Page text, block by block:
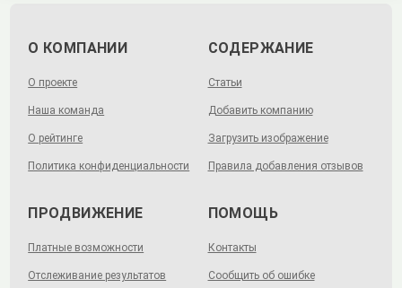
О КОМПАНИИ
О проекте
Наша команда
О рейтинге
Политика конфиденциальности
СОДЕРЖАНИЕ
Статьи
Добавить компанию
Загрузить изображение
Правила добавления отзывов
ПРОДВИЖЕНИЕ
Платные возможности
Отслеживание результатов
ПОМОЩЬ
Контакты
Сообщить об ошибке